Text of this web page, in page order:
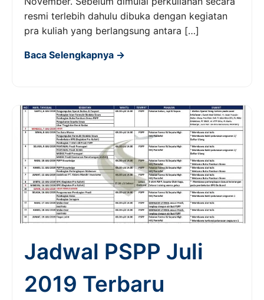
resmi terlebih dahulu dibuka dengan kegiatan
pra kuliah yang berlangsung antara […]
Baca Selengkapnya →
Jadwal PSPP Juli
2019 Terbaru